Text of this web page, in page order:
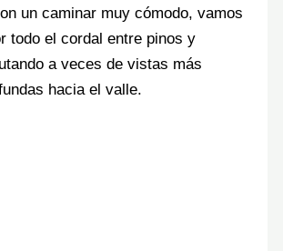
un caminar muy cómodo, vamos
todo el cordal entre pinos y
a veces de vistas más
hacia el valle.